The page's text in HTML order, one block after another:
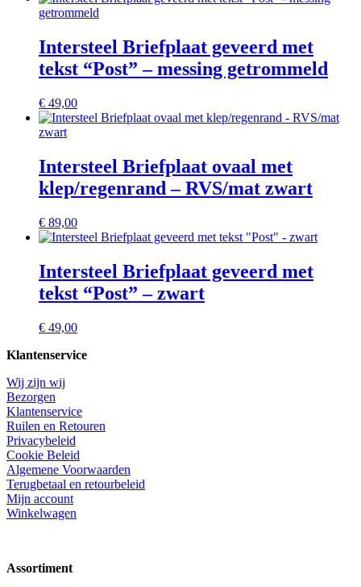
Intersteel Briefplaat geveerd met
tekst “Post” – messing getrommeld
€ 49,00
Intersteel Briefplaat ovaal met
klep/regenrand – RVS/mat zwart
€ 89,00
Intersteel Briefplaat geveerd met
tekst “Post” – zwart
€ 49,00
Klantenservice
Wij zijn wij
Bezorgen
Klantenservice
Ruilen en Retouren
Privacybeleid
Cookie Beleid
Algemene Voorwaarden
Terugbetaal en retourbeleid
Mijn account
Winkelwagen
Assortiment